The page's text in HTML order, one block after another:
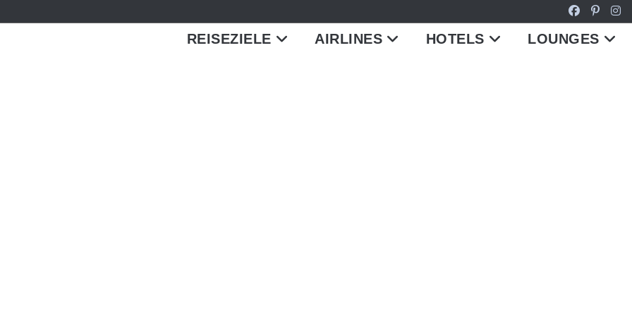
REISEZIELE AIRLINES HOTELS LOUNGES